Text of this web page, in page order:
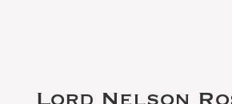
Lord Nelson